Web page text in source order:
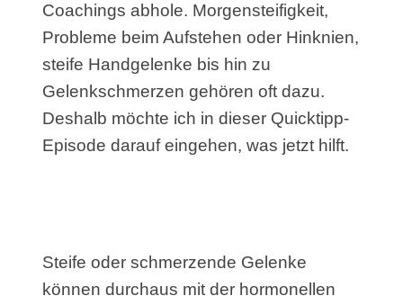
Coachings abhole. Morgensteifigkeit,
Probleme beim Aufstehen oder Hinknien,
steife Handgelenke bis hin zu
Gelenkschmerzen gehören oft dazu.
Deshalb möchte ich in dieser Quicktipp-
Episode darauf eingehen, was jetzt hilft.
Steife oder schmerzende Gelenke
können durchaus mit der hormonellen